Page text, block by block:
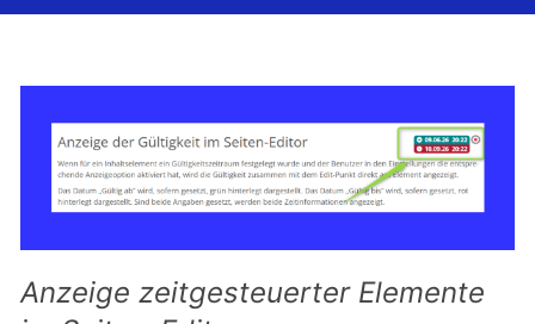
Anzeige zeitgesteuerter Elemente